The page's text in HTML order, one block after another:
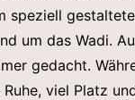
speziell
um das Wadi.
gedacht.
viel Platz